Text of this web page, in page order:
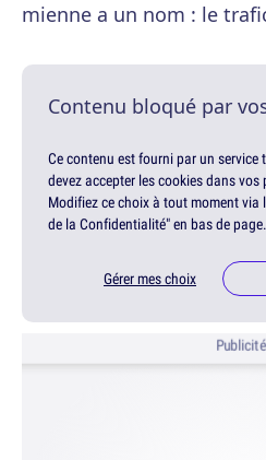
mienne a un nom : le
Contenu bloqué par
Ce contenu est fourni par un service
devez accepter les cookies dans
Modifiez ce choix à tout moment via
de la Confidentialité" en bas de page.
Gérer mes choix
Publicité